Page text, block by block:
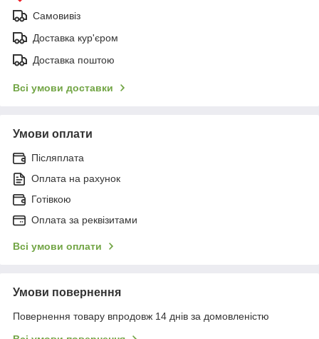
Самовивіз
Доставка кур'єром
Доставка поштою
Всі умови доставки
Умови оплати
Післяплата
Оплата на рахунок
Готівкою
Оплата за реквізитами
Всі умови оплати
Умови повернення
Повернення товару впродовж 14 днів за домовленістю